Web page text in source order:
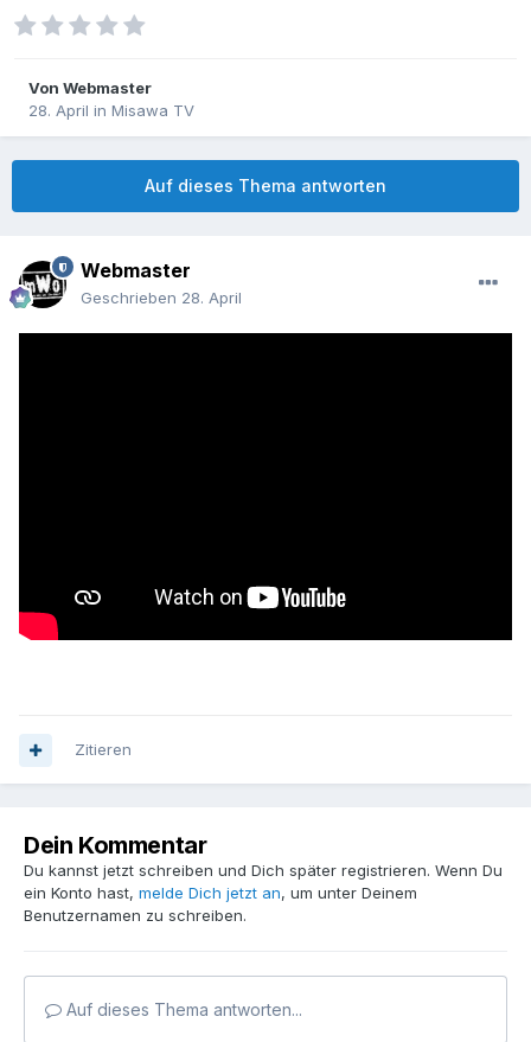
Von Webmaster
28. April in Misawa TV
Auf dieses Thema antworten
Webmaster
Geschrieben 28. April
Zitieren
Dein Kommentar
Du kannst jetzt schreiben und Dich später registrieren. Wenn Du
ein Konto hast, melde Dich jetzt an, um unter Deinem
Benutzernamen zu schreiben.
Auf dieses Thema antworten...